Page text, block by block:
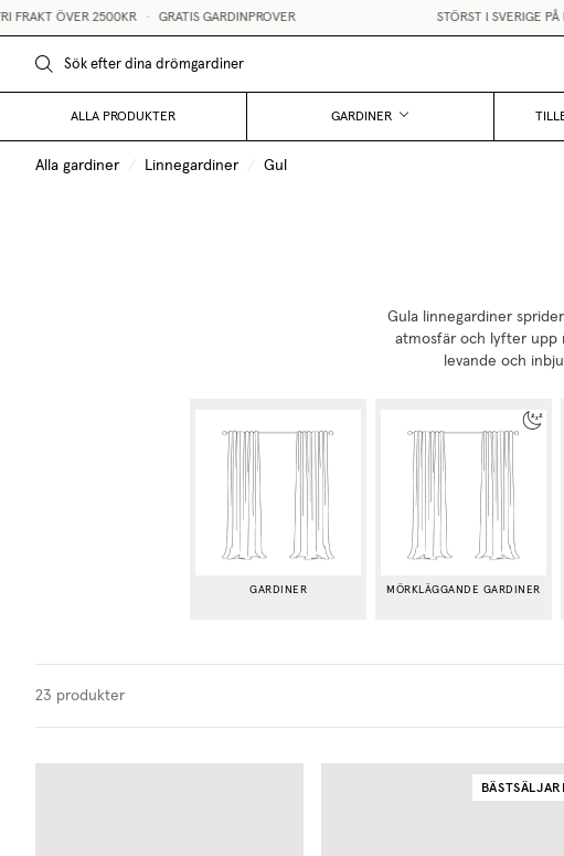
ÖVER 2500KR • GRATIS GARDINPROVER STÖRST I SVERIGE PÅ
ALLA PRODUKTER GARDINER
Alla gardiner / Linnegardiner / Gul
Gula linnegardiner
atmosfär och lyfter upp
levande och
GARDINER MÖRKLÄGGANDE GARDINER
23 produkter